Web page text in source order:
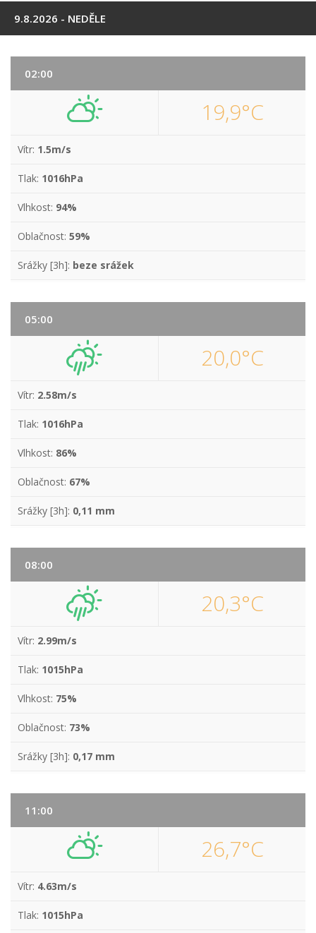
9.8.2026 - NEDĚLE
02:00
19,9°C
Vítr: 1.5m/s
Tlak: 1016hPa
Vlhkost: 94%
Oblačnost: 59%
Srážky [3h]: beze srážek
05:00
20,0°C
Vítr: 2.58m/s
Tlak: 1016hPa
Vlhkost: 86%
Oblačnost: 67%
Srážky [3h]: 0,11 mm
08:00
20,3°C
Vítr: 2.99m/s
Tlak: 1015hPa
Vlhkost: 75%
Oblačnost: 73%
Srážky [3h]: 0,17 mm
11:00
26,7°C
Vítr: 4.63m/s
Tlak: 1015hPa